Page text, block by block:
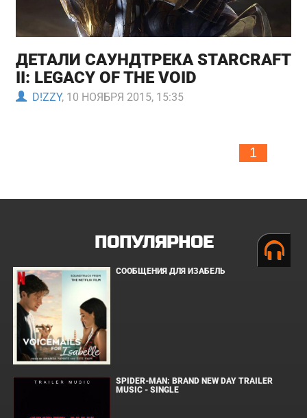
ДЕТАЛИ САУНДТРЕКА STARCRAFT
II: LEGACY OF THE VOID
D!ZZY, 10 НОЯБРЯ 2015, 15:35
1
ПОПУЛЯРНОЕ
СООБЩЕНИЯ ДЛЯ ИЗАБЕЛЬ
SPIDER-MAN: BRAND NEW DAY TRAILER
MUSIC - SINGLE